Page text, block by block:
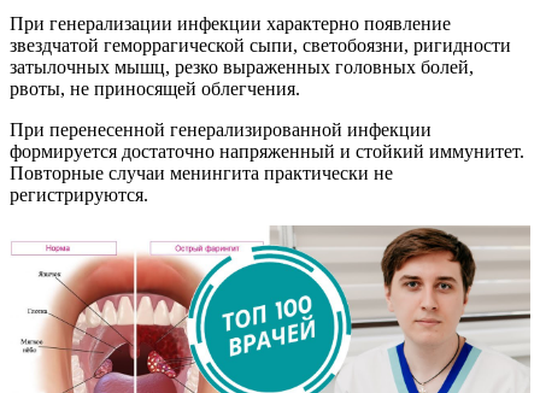
При генерализации инфекции характерно появление
звездчатой геморрагической сыпи, светобоязни, ригидности
затылочных мышц, резко выраженных головных болей,
рвоты, не приносящей облегчения.
При перенесенной генерализированной инфекции
формируется достаточно напряженный и стойкий иммунитет.
Повторные случаи менингита практически не
регистрируются.